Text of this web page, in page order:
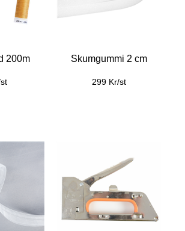
200m Skumgummi 2 cm
299 Kr/st